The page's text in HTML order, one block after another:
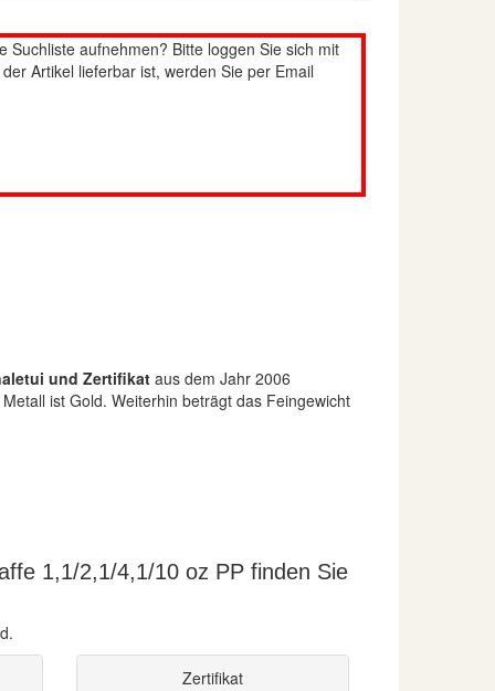
Suchliste aufnehmen? Bitte loggen Sie sich mit
Artikel lieferbar ist, werden Sie per Email
und Zertifikat aus dem Jahr 2006
ist Gold. Weiterhin beträgt das Feingewicht
1,1/2,1/4,1/10 oz PP finden Sie
Zertifikat